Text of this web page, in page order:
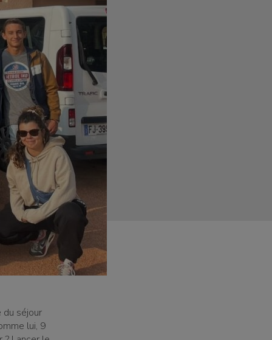
du séjour
lui, 9